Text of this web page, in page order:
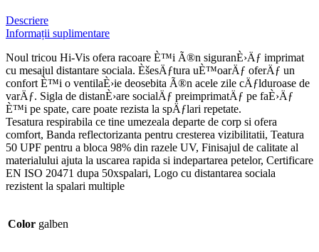
Descriere
Informații suplimentare
Noul tricou Hi-Vis ofera racoare È™i Ã®n siguranÈ›Äƒ imprimat
cu mesajul distantare sociala. ÈšesÄƒtura uÈ™oarÄƒ oferÄƒ un
confort È™i o ventilaÈ›ie deosebita Ã®n acele zile cÄƒlduroase de
varÄƒ. Sigla de distanÈ›are socialÄƒ preimprimatÄƒ pe faÈ›Äƒ
È™i pe spate, care poate rezista la spÄƒlari repetate.
Tesatura respirabila ce tine umezeala departe de corp si ofera
comfort, Banda reflectorizanta pentru cresterea vizibilitatii, Teatura
50 UPF pentru a bloca 98% din razele UV, Finisajul de calitate al
materialului ajuta la uscarea rapida si indepartarea petelor, Certificare
EN ISO 20471 dupa 50xspalari, Logo cu distantarea sociala
rezistent la spalari multiple
Color galben